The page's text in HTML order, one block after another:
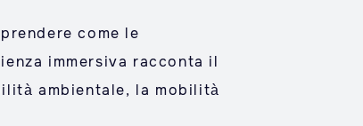
come le
immersiva racconta il
ambientale, la mobilità